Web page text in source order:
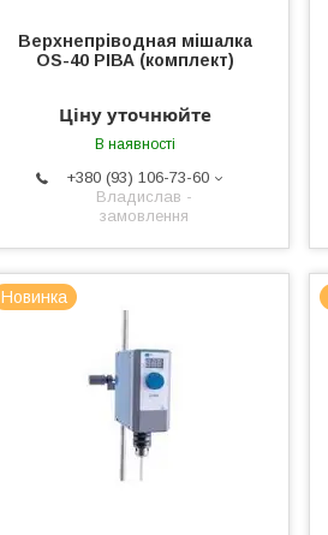
Верхнепріводная мішалка
OS-40 РІВА (комплект)
Ціну уточнюйте
В наявності
+380 (93) 106-73-60
Владислав -
замовлення
Новинка